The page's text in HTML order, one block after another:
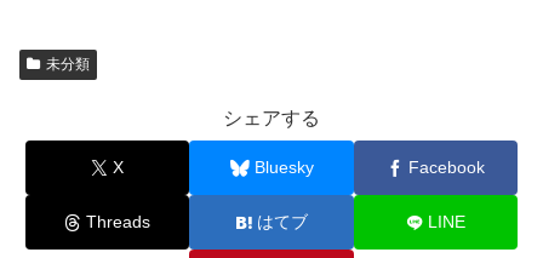
未分類
シェアする
X Bluesky Facebook
Threads はてブ LINE